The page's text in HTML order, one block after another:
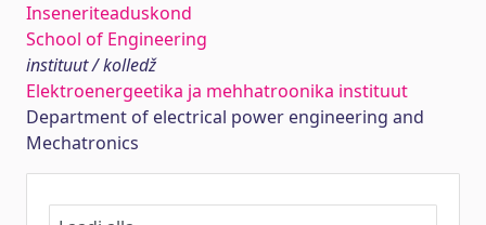
Inseneriteaduskond
School of Engineering
instituut / kolledž
Elektroenergeetika ja mehhatroonika instituut
Department of electrical power engineering and
Mechatronics